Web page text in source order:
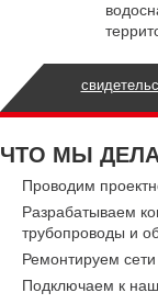
ЧТО МЫ
Проводим
Разрабатываем
трубопроводы и
Ремонтируем
Подключаем к